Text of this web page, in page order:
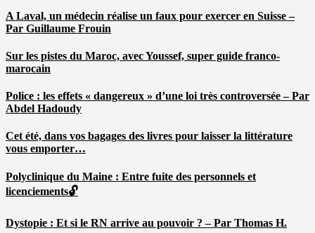
A Laval, un médecin réalise un faux pour exercer en Suisse –
Par Guillaume Frouin
Sur les pistes du Maroc, avec Youssef, super guide franco-
marocain
Police : les effets « dangereux » d’une loi très controversée – Par
Abdel Hadoudy
Cet été, dans vos bagages des livres pour laisser la littérature
vous emporter…
Polyclinique du Maine : Entre fuite des personnels et
licenciements🔓
Dystopie : Et si le RN arrive au pouvoir ? – Par Thomas H.